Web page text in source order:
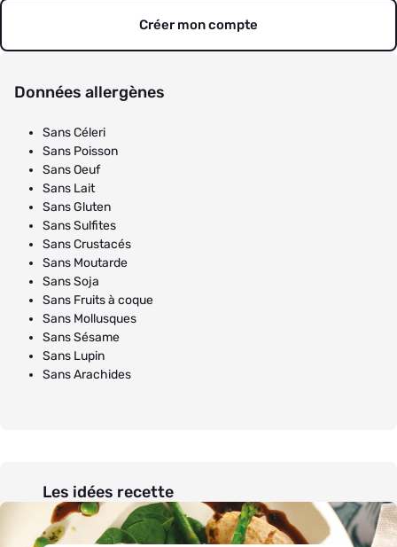
Créer mon compte
Données allergènes
Sans Céleri
Sans Poisson
Sans Oeuf
Sans Lait
Sans Gluten
Sans Sulfites
Sans Crustacés
Sans Moutarde
Sans Soja
Sans Fruits à coque
Sans Mollusques
Sans Sésame
Sans Lupin
Sans Arachides
Les idées recette